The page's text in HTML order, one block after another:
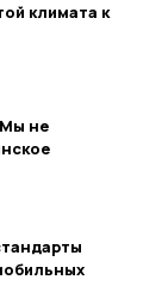
климата к
не